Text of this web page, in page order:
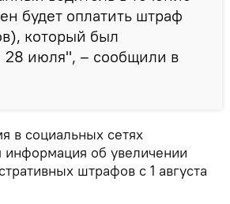
будет оплатить штраф
который был
28 июля", – сообщили в
в социальных сетях
информация об увеличении
штрафов с 1 августа